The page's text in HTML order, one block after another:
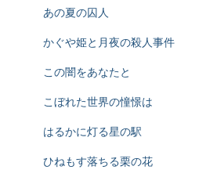
あの夏の囚人
かぐや姫と月夜の殺人事件
この闇をあなたと
こぼれた世界の憧憬は
はるかに灯る星の駅
ひねもす落ちる栗の花